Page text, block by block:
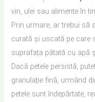
vin, ulei sau alimente în
Prin urmare, ar trebui să
curată și uscată pe care
suprafața pătată cu apă
Dacă petele persistă,
granulație fină, urmând
petele sunt îndepărtate,